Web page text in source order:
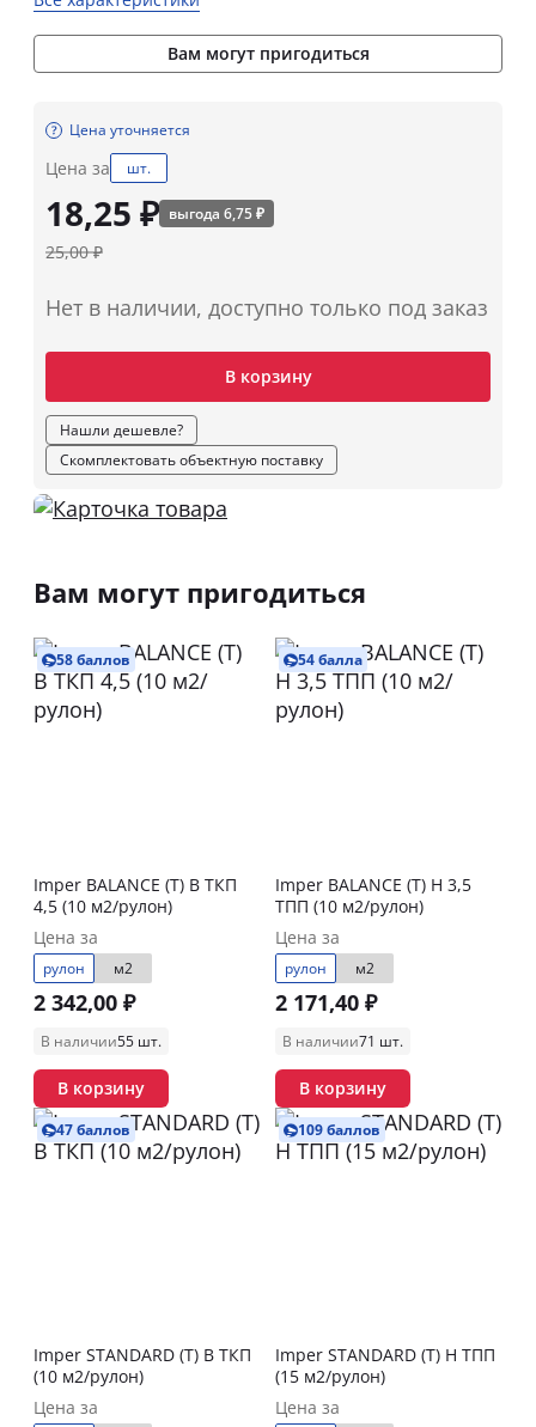
Вам могут пригодиться
Цена уточняется
Цена за шт.
18,25 ₽ выгода 6,75 ₽
25,00 ₽
Нет в наличии, доступно только под заказ
В корзину
Нашли дешевле?
Скомплектовать объектную поставку
Вам могут пригодиться
58 баллов
Imper BALANCE (Т) В ТКП
4,5 (10 м2/рулон)
Цена за
рулон м2
2 342,00 ₽
В наличии55 шт.
В корзину
54 балла
Imper BALANCE (Т) Н 3,5
ТПП (10 м2/рулон)
Цена за
рулон м2
2 171,40 ₽
В наличии71 шт.
В корзину
47 баллов
Imper STANDARD (Т) В ТКП
(10 м2/рулон)
Цена за
109 баллов
Imper STANDARD (Т) Н ТПП
(15 м2/рулон)
Цена за